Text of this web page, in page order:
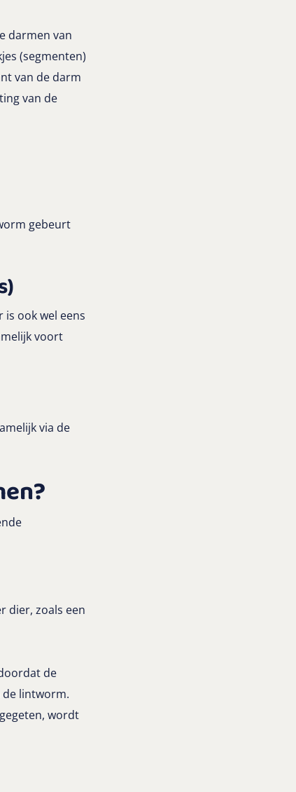
darmen van
(segmenten)
van de darm
van de
gebeurt
ook wel eens
voort
via de
dier, zoals een
de
lintworm.
wordt